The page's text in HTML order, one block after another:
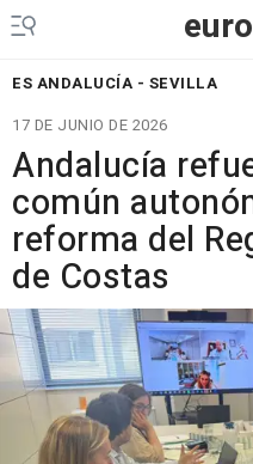
ES ANDALUCÍA - SEVILLA
17 DE JUNIO DE 2026
Andalucía
común
reforma del
de Costas